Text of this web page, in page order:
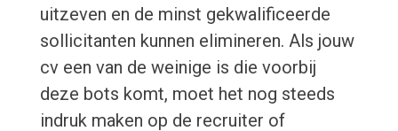
uitzeven en de minst gekwalificeerde
sollicitanten kunnen elimineren. Als jouw
cv een van de weinige is die voorbij
deze bots komt, moet het nog steeds
indruk maken op de recruiter of